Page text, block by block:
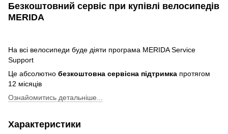
Безкоштовний сервіс при купівлі велосипедів
MERIDA
На всі велосипеди буде діяти програма MERIDA Service
Support
Це абсолютно безкоштовна сервісна підтримка протягом
12 місяців
Ознайомитись детальніше...
Характеристики